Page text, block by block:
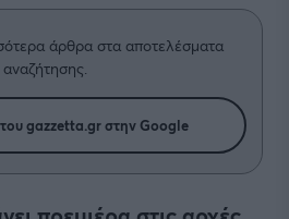
άρθρα στα αποτελέσματα
αναζήτησης.
gazzetta.gr στην Google